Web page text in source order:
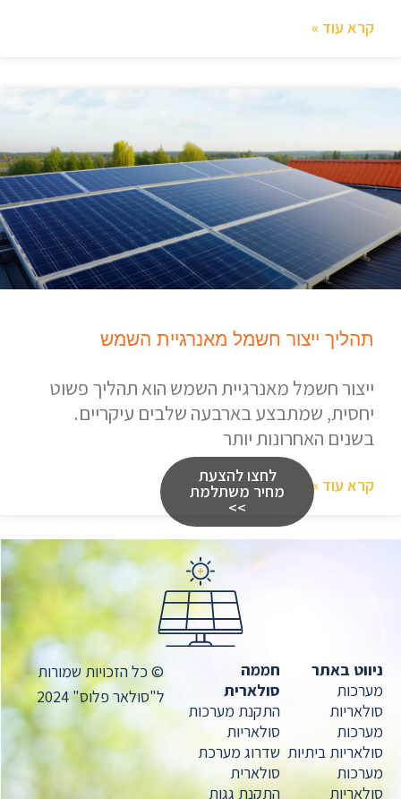
קרא עוד »
תהליך ייצור חשמל מאנרגיית השמש
ייצור חשמל מאנרגיית השמש הוא תהליך פשוט
יחסית, שמתבצע בארבעה שלבים עיקריים.
בשנים האחרונות יותר
קרא עוד » לחצו להצעת
מחיר משתלמת
>>
ניווט באתר
מערכות
סולאריות
מערכות
סולאריות ביתיות
מערכות
סולאריות
חממה
סולארית
התקנת מערכות
סולאריות
שדרוג מערכת
סולארית
התקנת גגות
© כל הזכויות שמורות
ל"סולאר פלוס" 2024